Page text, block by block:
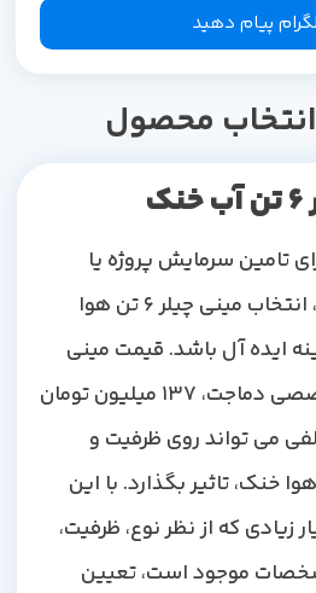
پیام دهید
محصول
آب خنک
سرمایش پروژه یا
ساختمان خود هستید، انتخاب مینی چیلر 6 تن هوا
آل باشد. قیمت مینی
چیلر 6 تن، در مرجع تخصصی دماجت، 137 میلیون تومان
تواند روی ظرفیت و
6 تن هوا خنک، تاثیر بگذارد. با این
که از نظر نوع، ظرفیت،
موجود است، تعیین